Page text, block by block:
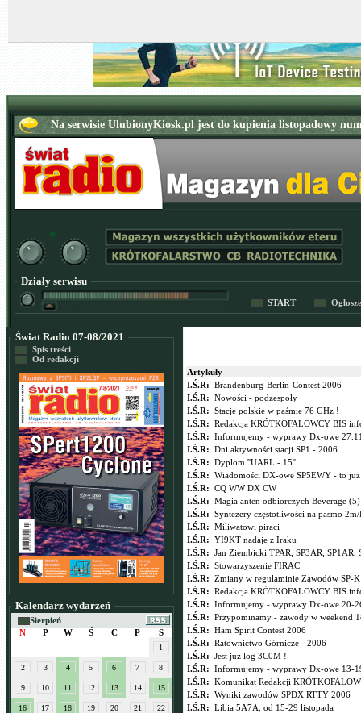
Działy serwisu
START
Świat Radio 07-08/2021
Spis treści
Od redakcji
Kalendarz wydarzeń
Sierpień
N
P W Ś C P S
1
2 3 4 5 6 7 8
9 10 11 12 13 14 15
16 17 18 19 20 21 22
Artykuły
I.Ś.R: Brandenburg-Berlin-Contest 2006
I.Ś.R: Nowości - podzespoły
I.Ś.R: Stacje polskie w paśmie 76 GHz !
I.Ś.R: Redakcja KRÓTKOFALOWCY BIS
I.Ś.R: Informujemy - wyprawy Dx-owe
I.Ś.R: Dni aktywności stacji SP1 - 2006.
I.Ś.R: Dyplom ''UARL - 15''
I.Ś.R: Wiadomości DX-owe SP5EWY - to
I.Ś.R: CQ WW DX CW
I.Ś.R: Magia anten odbiorczych Beverage (5)
I.Ś.R: Syntezery częstotliwości na pasmo
I.Ś.R: Miliwatowi piraci
I.Ś.R: YI9KT nadaje z Iraku
I.Ś.R: Jan Ziembicki TPAR, SP3AR, SP1AR,
I.Ś.R: Stowarzyszenie FIRAC
I.Ś.R: Zmiany w regulaminie Zawodów SP-K
I.Ś.R: Redakcja KRÓTKOFALOWCY BIS
I.Ś.R: Informujemy - wyprawy Dx-owe 20-
I.Ś.R: Przypominamy - zawody w weekend
I.Ś.R: Ham Spirit Contest 2006
I.Ś.R: Ratownictwo Górnicze - 2006
I.Ś.R: Jest już log 3C0M !
I.Ś.R: Informujemy - wyprawy Dx-owe 13-
I.Ś.R: Komunikat Redakcji
I.Ś.R: Wyniki zawodów SPDX RTTY 2006
I.Ś.R: Libia 5A7A, od 15-29 listopada